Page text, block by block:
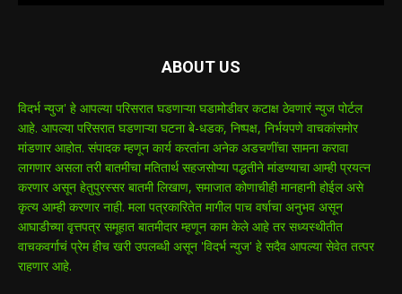
ABOUT US
विदर्भ न्युज' हे आपल्या परिसरात घडणाऱ्या घडामोडीवर कटाक्ष ठेवणारं न्युज पोर्टल
आहे. आपल्या परिसरात घडणाऱ्या घटना बे-धडक, निष्पक्ष, निर्भयपणे वाचकांसमोर
मांडणार आहोत. संपादक म्हणून कार्य करतांना अनेक अडचणींचा सामना करावा
लागणार असला तरी बातमीचा मतितार्थ सहजसोप्या पद्धतीने मांडण्याचा आम्ही प्रयत्न
करणार असून हेतुपुरस्सर बातमी लिखाण, समाजात कोणाचीही मानहानी होईल असे
कृत्य आम्ही करणार नाही. मला पत्रकारितेत मागील पाच वर्षाचा अनुभव असून
आघाडीच्या वृत्तपत्र समूहात बातमीदार म्हणून काम केले आहे तर सध्यस्थीतीत
वाचकवर्गाचं प्रेम हीच खरी उपलब्धी असून 'विदर्भ न्युज' हे सदैव आपल्या सेवेत तत्पर
राहणार आहे.